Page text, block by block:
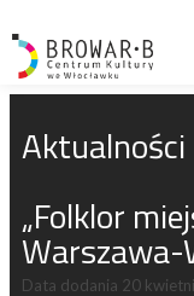
Aktualności
„Folklor
Warszawa-
Data dodania 20